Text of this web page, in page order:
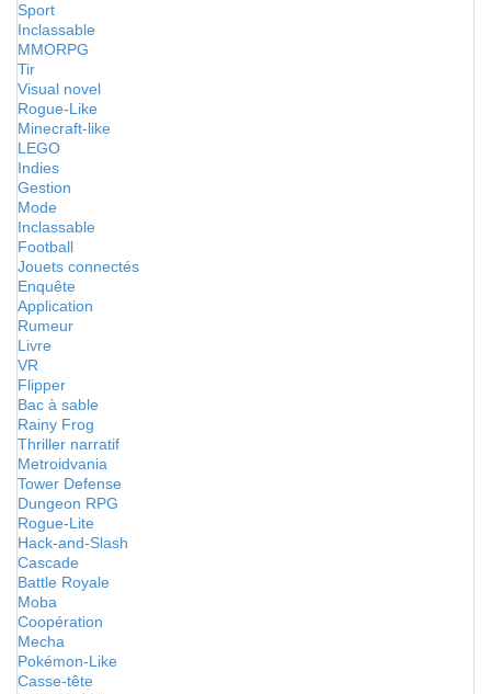
Sport
Inclassable
MMORPG
Tir
Visual novel
Rogue-Like
Minecraft-like
LEGO
Indies
Gestion
Mode
Inclassable
Football
Jouets connectés
Enquête
Application
Rumeur
Livre
VR
Flipper
Bac à sable
Rainy Frog
Thriller narratif
Metroidvania
Tower Defense
Dungeon RPG
Rogue-Lite
Hack-and-Slash
Cascade
Battle Royale
Moba
Coopération
Mecha
Pokémon-Like
Casse-tête